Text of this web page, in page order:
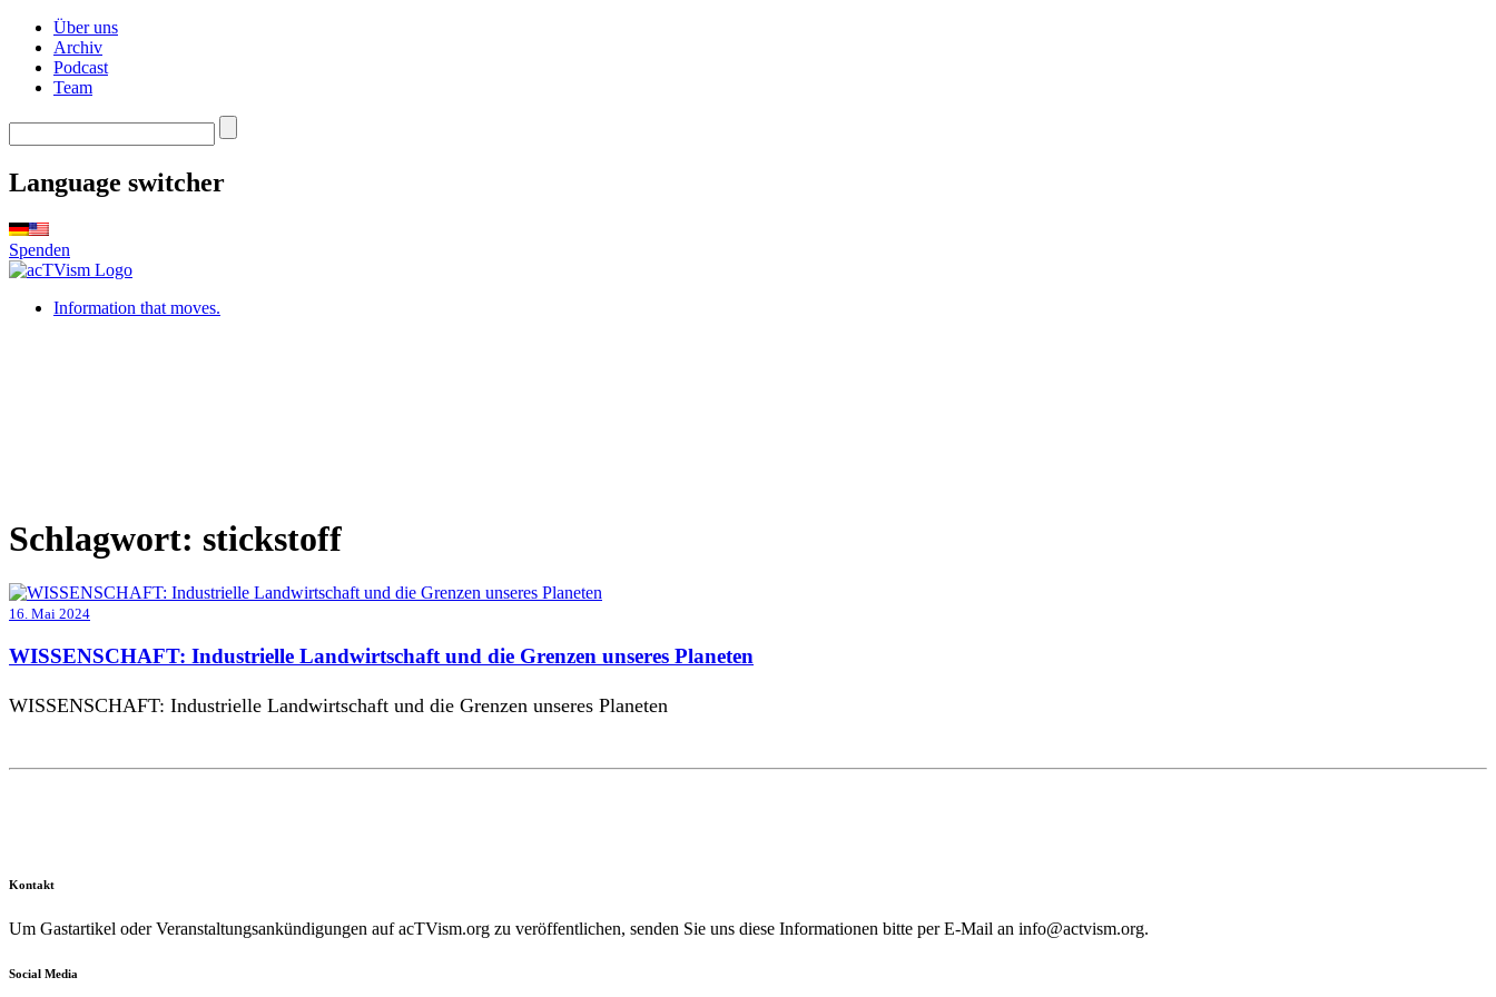
Über uns
Archiv
Podcast
Team
Language switcher
Spenden
Information that moves.
Schlagwort: stickstoff
16. Mai 2024
WISSENSCHAFT: Industrielle Landwirtschaft und die Grenzen unseres Planeten
WISSENSCHAFT: Industrielle Landwirtschaft und die Grenzen unseres Planeten
Kontakt
Um Gastartikel oder Veranstaltungsankündigungen auf acTVism.org zu veröffentlichen, senden Sie uns diese Informationen bitte per E-Mail an info@actvism.org.
Social Media